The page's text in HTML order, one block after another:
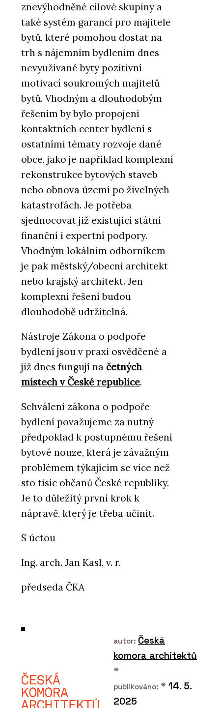
znevýhodněné cílové skupiny a
také systém garancí pro majitele
bytů, které pomohou dostat na
trh s nájemním bydlením dnes
nevyužívané byty pozitivní
motivací soukromých majitelů
bytů. Vhodným a dlouhodobým
řešením by bylo propojení
kontaktních center bydlení s
ostatními tématy rozvoje dané
obce, jako je například komplexní
rekonstrukce bytových staveb
nebo obnova území po živelných
katastrofách. Je potřeba
sjednocovat již existující státní
finanční i expertní podpory.
Vhodným lokálním odborníkem
je pak městský/obecní architekt
nebo krajský architekt. Jen
komplexní řešení budou
dlouhodobě udržitelná.
Nástroje Zákona o podpoře
bydlení jsou v praxi osvědčené a
již dnes fungují na četných
místech v České republice.
Schválení zákona o podpoře
bydlení považujeme za nutný
předpoklad k postupnému řešení
bytové nouze, která je závažným
problémem týkajícím se více než
sto tisíc občanů České republiky.
Je to důležitý první krok k
nápravě, který je třeba učinit.
S úctou
Ing. arch. Jan Kasl, v. r.
předseda ČKA
autor: Česká
komora architektů
*
publikováno: * 14. 5.
2025